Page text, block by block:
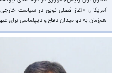
آمریکا را «آغاز فصلی نوین در سیاست
هم‌زمان به دو میدان دفاع و دیپلماسی برای